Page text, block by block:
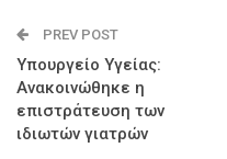
PREV POST
Υπουργείο Υγείας:
Ανακοινώθηκε η
επιστράτευση των
ιδιωτών γιατρών